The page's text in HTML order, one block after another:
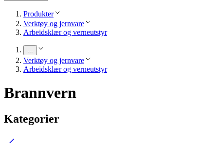
Produkter
Verktøy og jernvare
Arbeidsklær og verneutstyr
Verktøy og jernvare
Arbeidsklær og verneutstyr
Brannvern
Kategorier